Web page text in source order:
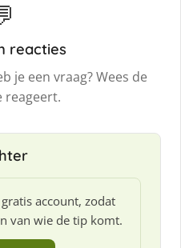
reacties
je een vraag? Wees de
reageert.
account, zodat
van wie de tip komt.